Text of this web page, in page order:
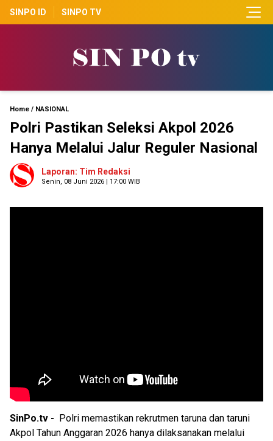
SINPO ID SINPO TV
Home / NASIONAL
Polri Pastikan Seleksi Akpol 2026
Hanya Melalui Jalur Reguler Nasional
Laporan: Tim Redaksi
Senin, 08 Juni 2026 | 17:00 WIB
SinPo.tv -
Polri memastikan rekrutmen taruna dan taruni
Akpol Tahun Anggaran 2026 hanya dilaksanakan melalui